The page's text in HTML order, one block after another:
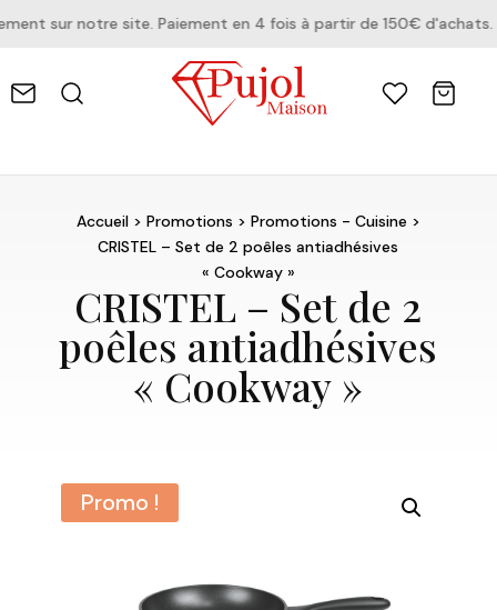
sur notre site. Paiement en 4 fois à partir de 150€ d'achats.
Accueil> Promotions > Promotions - Cuisine>
CRISTEL – Set de 2 poêles antiadhésives
« Cookway »
CRISTEL – Set de 2
poêles antiadhésives
« Cookway »
Promo !